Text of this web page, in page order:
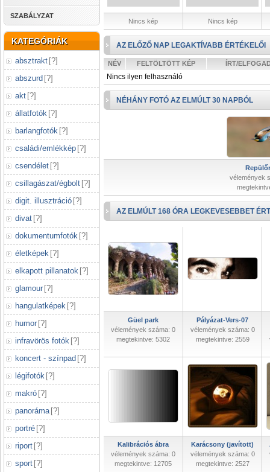
SZABÁLYZAT
KATEGÓRIÁK
absztrakt [?]
abszurd [?]
akt [?]
állatfotók [?]
barlangfotók [?]
családi/emlékkép [?]
csendélet [?]
csillagászat/égbolt [?]
digit. illusztráció [?]
divat [?]
dokumentumfotók [?]
életképek [?]
elkapott pillanatok [?]
glamour [?]
hangulatképek [?]
humor [?]
infravörös fotók [?]
koncert - színpad [?]
légifotók [?]
makró [?]
panoráma [?]
portré [?]
riport [?]
sport [?]
Nincs kép Nincs kép
AZ ELŐZŐ NAP LEGAKTÍVABB ÉRTÉKELŐI
NÉV FELTÖLTÖTT KÉP ÍRT/
Nincs ilyen felhasználó
NÉHÁNY FOTÓ AZ ELMÚLT 30 NAPBÓL
vélemények
AZ ELMÚLT 168 ÓRA LEGKEVESEBBET
Güel park
vélemények száma: 0
megtekintve: 5302
Pályázat-Vers-07
vélemények száma: 0
megtekintve: 2559
Kalibrációs ábra
vélemények száma: 0
megtekintve: 12705
Karácsony (javított)
vélemények száma: 0
megtekintve: 2527